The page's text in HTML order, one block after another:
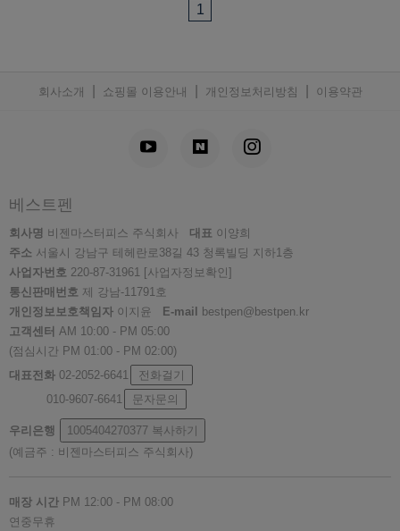
1
회사소개 쇼핑몰 이용안내 개인정보처리방침 이용약관
베스트펜
회사명 비젠마스터피스 주식회사 대표 이양희
주소 서울시 강남구 테헤란로38길 43 청록빌딩 지하1층
사업자번호 220-87-31961 [사업자정보확인]
통신판매번호 제 강남-11791호
개인정보보호책임자 이지윤 E-mail bestpen@bestpen.kr
고객센터 AM 10:00 - PM 05:00
(점심시간 PM 01:00 - PM 02:00)
대표전화 02-2052-6641
전화걸기
010-9607-6641
문자문의
우리은행 1005404270377 복사하기
(예금주 : 비젠마스터피스 주식회사)
매장 시간 PM 12:00 - PM 08:00
연중무휴